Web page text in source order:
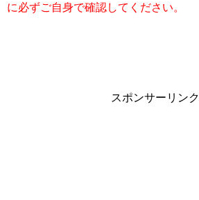
に必ずご自身で確認してください。
スポンサーリンク